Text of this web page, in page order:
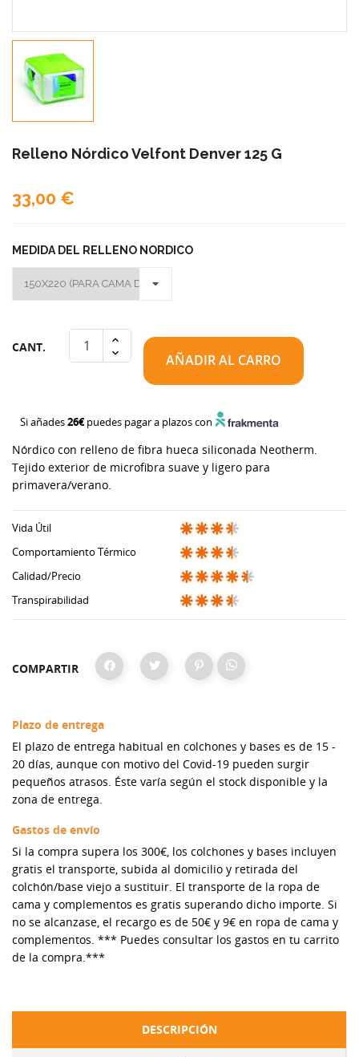
Relleno Nórdico Velfont Denver 125 G
33,00 €
Nórdico con relleno de fibra hueca siliconada Neotherm.
Tejido exterior de microfibra suave y ligero para
primavera/verano.
Vida Útil
Comportamiento Térmico
Calidad/Precio
Transpirabilidad
MEDIDA DEL RELLENO NORDICO
CANT.
AÑADIR AL CARRO
Si añades26€puedes pagar a plazos con
COMPARTIR
Plazo de entrega
El plazo de entrega habitual en colchones y bases es de 15 -
20 días, aunque con motivo del Covid-19 pueden surgir
pequeños atrasos. Éste varía según el stock disponible y la
zona de entrega.
Gastos de envío
Si la compra supera los 300€, los colchones y bases incluyen
gratis el transporte, subida al domicilio y retirada del
colchón/base viejo a sustituir. El transporte de la ropa de
cama y complementos es gratis superando dicho importe. Si
no se alcanzase, el recargo es de 50€ y 9€ en ropa de cama y
complementos. *** Puedes consultar los gastos en tu carrito
de la compra.***
DESCRIPCIÓN